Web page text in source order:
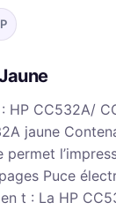
HP CC532A/
jaune
Puce
t : La HP